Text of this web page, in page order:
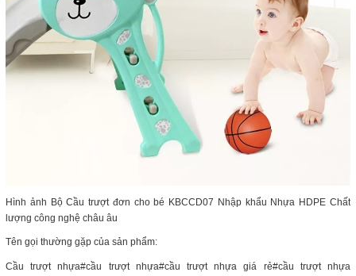
Hình ảnh Bộ Cầu trượt đơn cho bé KBCCD07 Nhập khẩu Nhựa HDPE Chất
lượng công nghệ châu âu
Tên gọi thường gặp của sản phẩm:
Cầu trượt nhựa#cầu trượt nhựa#cầu trượt nhựa giá rẻ#cầu trượt nhựa